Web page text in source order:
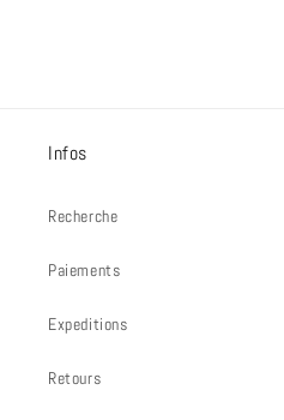
Infos
Recherche
Paiements
Expeditions
Retours